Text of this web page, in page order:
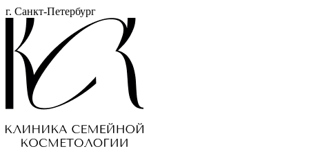
г. Санкт-Петербург